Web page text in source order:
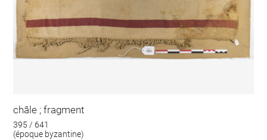
châle ; fragment
395 / 641
(époque byzantine)